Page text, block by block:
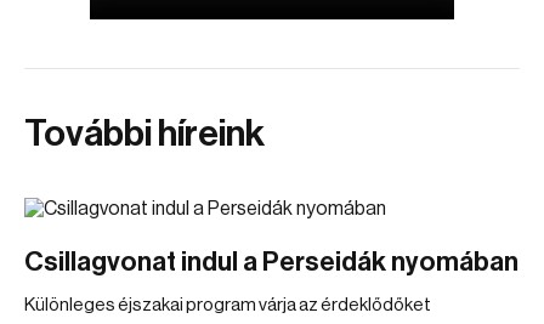
További híreink
Csillagvonat indul a Perseidák nyomában
Különleges éjszakai program várja az érdeklődőket